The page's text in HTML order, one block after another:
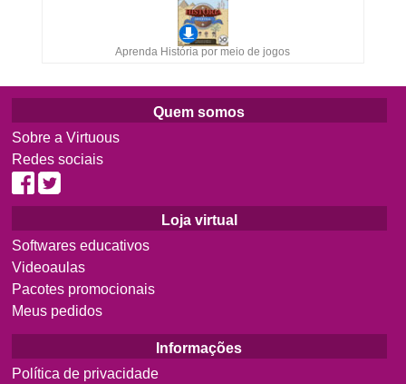
Aprenda História por meio de jogos
Quem somos
Sobre a Virtuous
Redes sociais
Loja virtual
Softwares educativos
Videoaulas
Pacotes promocionais
Meus pedidos
Informações
Política de privacidade